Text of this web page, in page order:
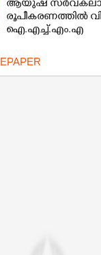
ആയുഷ്
രൂപീകരണത്തിൽ
ഐ.എച്ച്.എം.എ
EPAPER